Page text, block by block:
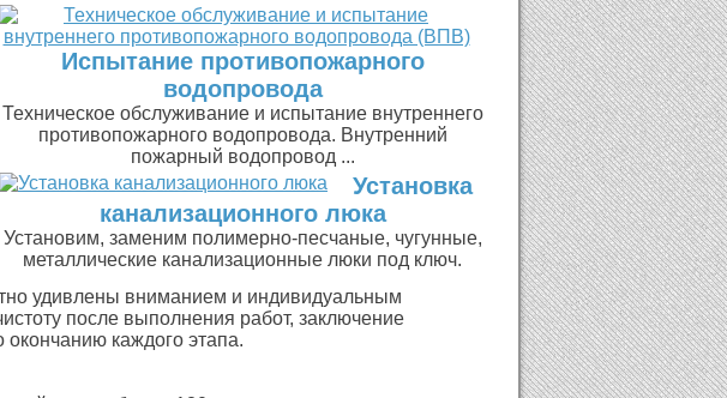
Испытание противопожарного
водопровода
Техническое обслуживание и испытание внутреннего
противопожарного водопровода. Внутренний
пожарный водопровод ...
Установка
канализационного люка
Установим, заменим полимерно-песчаные, чугунные,
металлические канализационные люки под ключ.
удивлены вниманием и индивидуальным
после выполнения работ, заключение
окончанию каждого этапа.